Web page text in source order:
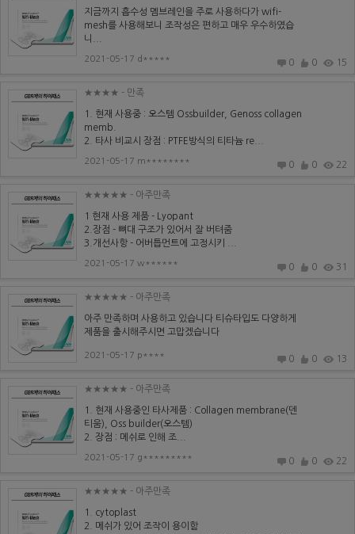
지금까지 흡수성 멤브레인을 주로 사용하다가 wifi-
mesh를 사용해보니 조작성은 편하고 매우 우수하였습
니...
2021-05-17 d***** 0 0 15
★★★★ - 만족
1. 현재 사용중 : 오스템 Ossbuilder, Genoss collagen
memb.
2. 타사 비교시 장점 : PTFE방식의 티타늄 re...
2021-05-17 m******** 0 0 22
★★★★★ - 아주만족
1 현재 사용 제품 - Lyopant
2.장점 - 뼈대 구조가 있어서 잘 버텨줌
3.개선사항 - 어버틉먼트에 고정시키 ...
2021-05-17 w****** 0 0 31
★★★★★ - 아주만족
아주 만족하며 사용하고 있습니다 티슈타입도 다양하게
제품을 출시해주시면 고맙겠습니다
2021-05-17 p**** 0 0 13
★★★★★ - 아주만족
1. 현재 사용중인 타사제품 : Collagen membrane(덴
티움), Oss builder(오스템)
2. 장점 : 메쉬로 인해 조...
2021-05-17 g********* 0 0 22
★★★★★ - 아주만족
1. cytoplast
2. 메쉬가 있어 조작이 용이함